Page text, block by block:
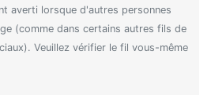
averti lorsque d'autres personnes
(comme dans certains autres fils de
Veuillez vérifier le fil vous-même